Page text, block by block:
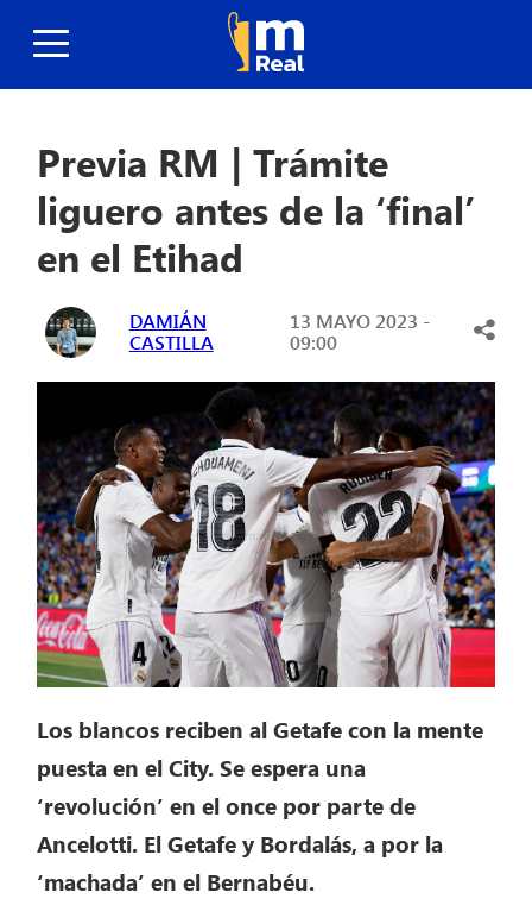
Previa RM | Trámite
liguero antes de la ‘final’
en el Etihad
DAMIÁN
CASTILLA
13 MAYO 2023 -
09:00
Los blancos reciben al Getafe con la mente
puesta en el City. Se espera una
‘revolución’ en el once por parte de
Ancelotti. El Getafe y Bordalás, a por la
‘machada’ en el Bernabéu.